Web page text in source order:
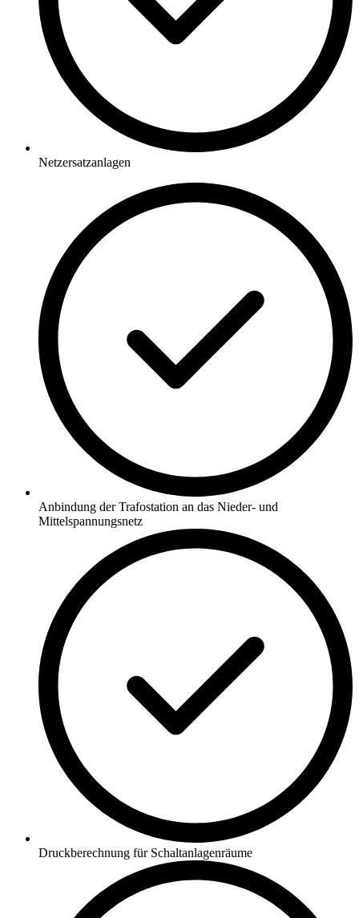
Netzersatzanlagen
Anbindung der Trafostation an das Nieder- und
Mittelspannungsnetz
Druckberechnung für Schaltanlagenräume